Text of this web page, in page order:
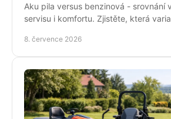
Aku pila versus benzinová - srovnání
servisu i komfortu. Zjistěte, která
8. července 2026